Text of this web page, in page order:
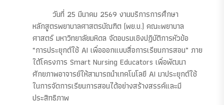
วันที่ 25 มีนาคม 2569 งานบริการการศึกษา
หลักสูตรพยาบาลศาสตรบัณฑิต (พย.บ.) คณะพยาบาล
ศาสตร์ มหาวิทยาลัยมหิดล จัดอบรมเชิงปฏิบัติการหัวข้อ
“การประยุกต์ใช้ AI เพื่อออกแบบสื่อการเรียนการสอน” ภาย
ใต้โครงการ Smart Nursing Educators เพื่อพัฒนา
ศักยภาพอาจารย์ให้สามารถนำเทคโนโลยี AI มาประยุกต์ใช้
ในการจัดการเรียนการสอนได้อย่างสร้างสรรค์และมี
ประสิทธิภาพ